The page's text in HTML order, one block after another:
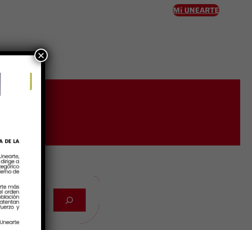
Mi UNEARTE
Ingreso ×